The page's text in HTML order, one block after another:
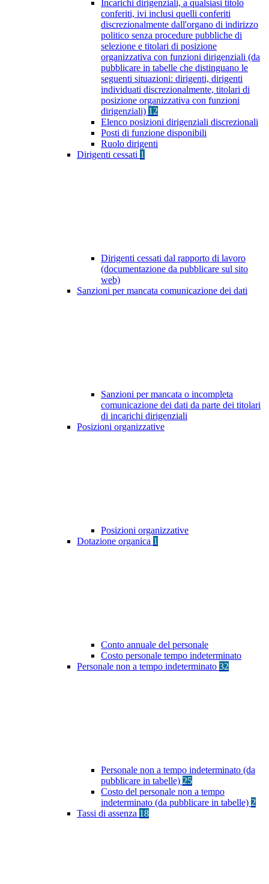
Incarichi dirigenziali, a qualsiasi titolo
conferiti, ivi inclusi quelli conferiti
discrezionalmente dall'organo di indirizzo
politico senza procedure pubbliche di
selezione e titolari di posizione
organizzativa con funzioni dirigenziali (da
pubblicare in tabelle che distinguano le
seguenti situazioni: dirigenti, dirigenti
individuati discrezionalmente, titolari di
posizione organizzativa con funzioni
dirigenziali) 12
Elenco posizioni dirigenziali discrezionali
Posti di funzione disponibili
Ruolo dirigenti
Dirigenti cessati 1
Dirigenti cessati dal rapporto di lavoro
(documentazione da pubblicare sul sito
web)
Sanzioni per mancata comunicazione dei dati
Sanzioni per mancata o incompleta
comunicazione dei dati da parte dei titolari
di incarichi dirigenziali
Posizioni organizzative
Posizioni organizzative
Dotazione organica 1
Conto annuale del personale
Costo personale tempo indeterminato
Personale non a tempo indeterminato 32
Personale non a tempo indeterminato (da
pubblicare in tabelle) 25
Costo del personale non a tempo
indeterminato (da pubblicare in tabelle) 2
Tassi di assenza 18